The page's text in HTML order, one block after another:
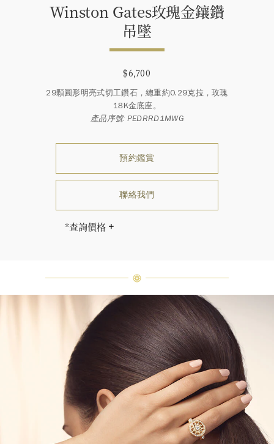
Winston Gates玫瑰金鑲鑽
吊墜
$6,700
29顆圓形明亮式切工鑽石，總重約0.29克拉，玫瑰
18K金底座。
產品序號: PEDRRD1MWG
預約鑑賞
聯絡我們
*查詢價格
石皆與眾不同而採用獨特鑲嵌方式，
重量和寶石的等級亦不盡相同。如有
疑問，敬請諮詢客戶服務。